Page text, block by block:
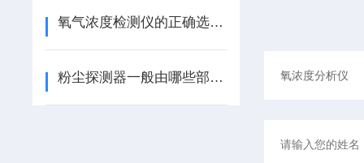
氧气浓度检测仪的正确选购很重要
粉尘探测器一般由哪些部分组成